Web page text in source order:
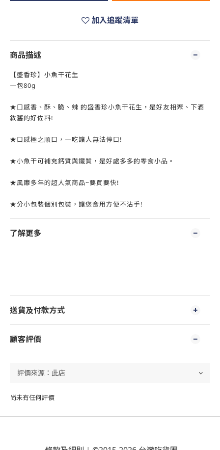
加入追蹤清單
商品描述
【盛香珍】小魚干花生
一包80g
★口感香、酥、脆、辣 的盛香珍小魚干花生，是好友相聚、下酒
敘舊的好佐料!
★口感極之順口，一吃讓人無法停口!
★小魚干可補充鈣質與鐵質，是好處多多的零食小品。
★風靡多年的超人氣商品~要買要快!
★分小包裝個別包裝，讓您食用方便不沾手!
了解更多
送貨及付款方式
顧客評價
尚未有任何評價